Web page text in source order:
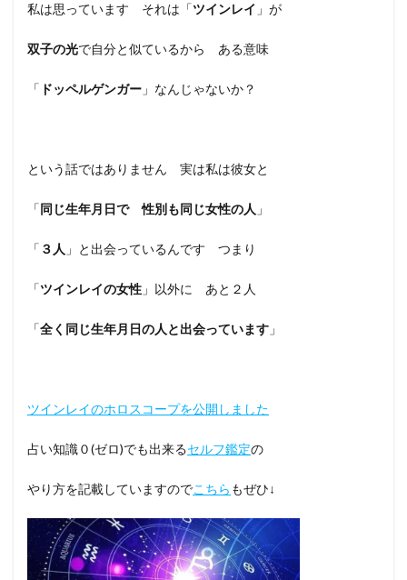
私は思っています それは「ツインレイ 」が
双子の光で自分と似ているから ある意味
「 ドッペルゲンガー 」なんじゃないか？
という話ではありません 実は私は彼女と
「同じ生年月日で 性別も同じ女性の人 」
「 ３人 」と出会っているんです つまり
「ツインレイの女性 」以外に あと２人
「全く同じ生年月日の人と出会っています 」
ツインレイのホロスコープを公開しました
占い知識０(ゼロ)でも出来るセルフ鑑定の
やり方を記載していますのでこちら もぜひ↓